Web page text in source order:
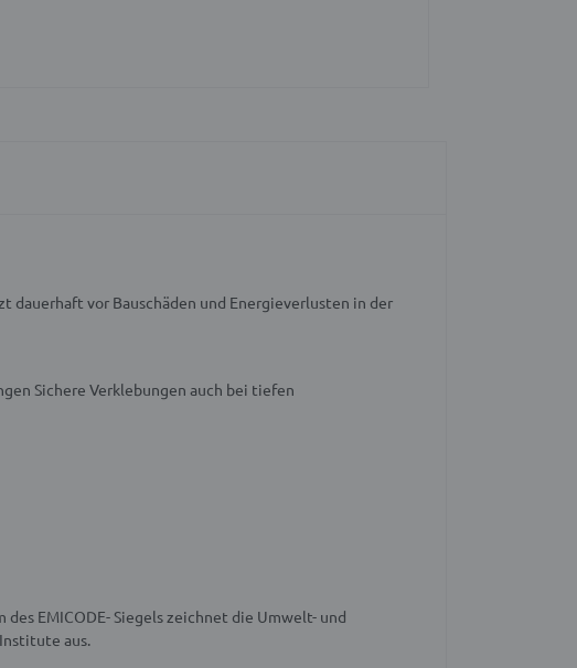
dauerhaft vor Bauschäden und Energieverlusten in der
Sichere Verklebungen auch bei tiefen
EMICODE- Siegels zeichnet die Umwelt- und
aus.